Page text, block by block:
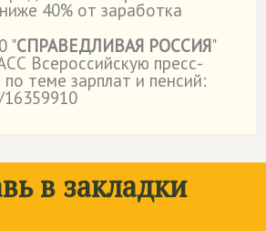
40% от заработка
"СПРАВЕДЛИВАЯ РОССИЯ"
Всероссийскую пресс-
теме зарплат и пенсий:
в закладки